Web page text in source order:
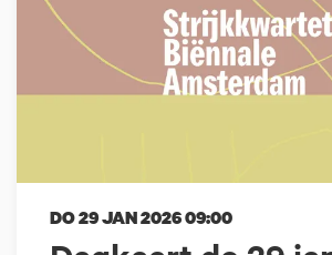
DO 29 JAN 202609:00